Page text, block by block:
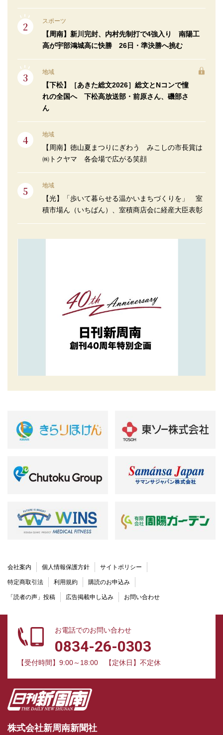
スポーツ
【周南】新川完封、内村先制打で4強入り 南陽工
高が宇部鴻城高に快勝 26日・準決勝へ挑む
地域
【下松】［あきた総文2026］総文とNコンで憧
れの全国へ 下松高放送部・前原さん、磯部さ
ん
地域
【周南】徳山夏まつりにぎわう みこしの市長賞は
㈱トクヤマ 各会場で広がる笑顔
地域
【光】「歩いて暮らせる温かいまちづくりを」 室
積市場ん（いちばん）、室積商店会に経産大臣表彰
会社案内 個人情報保護方針 サイトポリシー
特定商取引法 利用規約 購読のお申込み
「読者の声」投稿 広告掲載申し込み お問い合わせ
お電話でのお問い合わせ
0834-26-0303
【受付時間】9:00～18:00 【定休日】不定休
株式会社新周南新聞社